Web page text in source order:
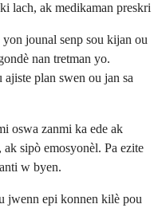
lach, ak medikaman preskri
jounal senp sou kijan ou
nan tretman yo.
ajiste plan swen ou jan sa
oswa zanmi ka ede ak
sipò emosyonèl. Pa ezite
w byen.
jwenn epi konnen kilè pou